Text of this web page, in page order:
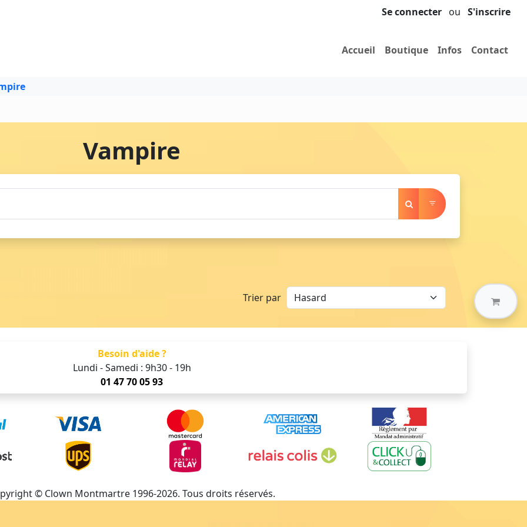
Se connecter ou S'inscrire
Accueil Boutique Infos Contact
Vampire
Trier par
Besoin d'aide ?
Lundi - Samedi : 9h30 - 19h
01 47 70 05 93
© Clown Montmartre 1996-2026. Tous droits réservés.